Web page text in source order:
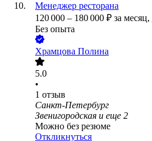
Менеджер ресторана
120 000 – 180 000 ₽ за месяц,
Без опыта
Храмцова Полина
5.0
•
1 отзыв
Санкт-Петербург
Звенигородская и еще 2
Можно без резюме
Откликнуться